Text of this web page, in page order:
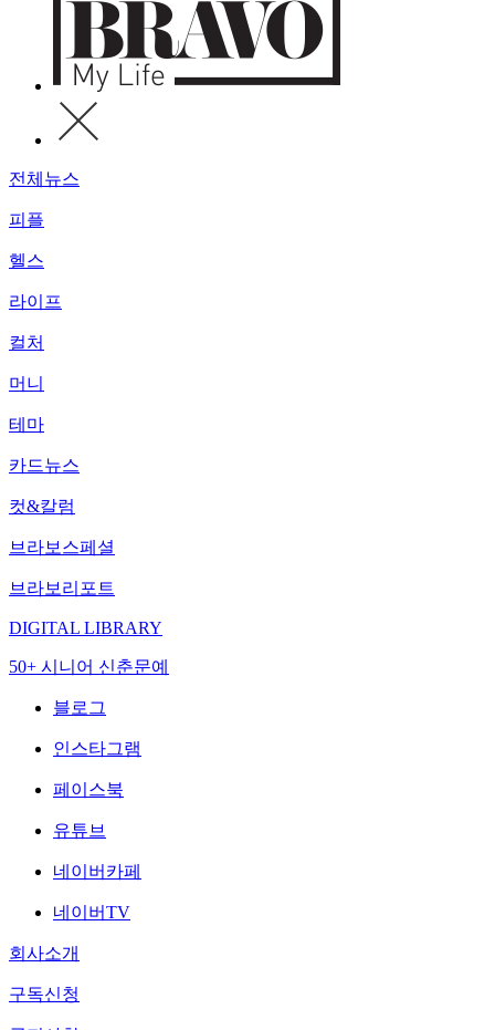
전체뉴스
피플
헬스
라이프
컬처
머니
테마
카드뉴스
컷&칼럼
브라보스페셜
브라보리포트
DIGITAL LIBRARY
50+ 시니어 신춘문예
블로그
인스타그램
페이스북
유튜브
네이버카페
네이버TV
회사소개
구독신청